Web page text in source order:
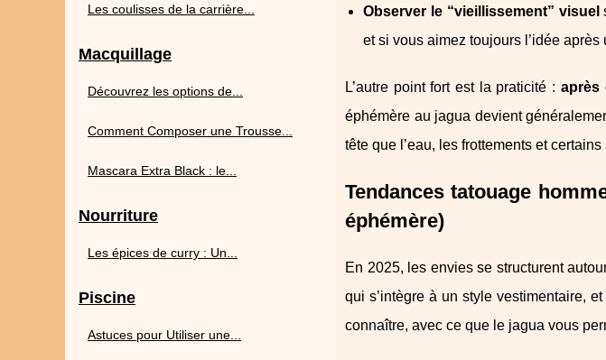
Observer le “vieillissement” visuel
et si vous aimez toujours l’idée après
L’autre point fort est la praticité : après
éphémère au jagua devient
tête que l’eau, les frottements et
Tendances tatouage
éphémère)
En 2025, les envies se structurent
qui s’intègre à un style vestimentaire,
connaître, avec ce que le jagua vous
Les coulisses de la carrière...
Macquillage
Découvrez les options de...
Comment Composer une Trousse...
Mascara Extra Black : le...
Nourriture
Les épices de curry : Un...
Piscine
Astuces pour Utiliser une...